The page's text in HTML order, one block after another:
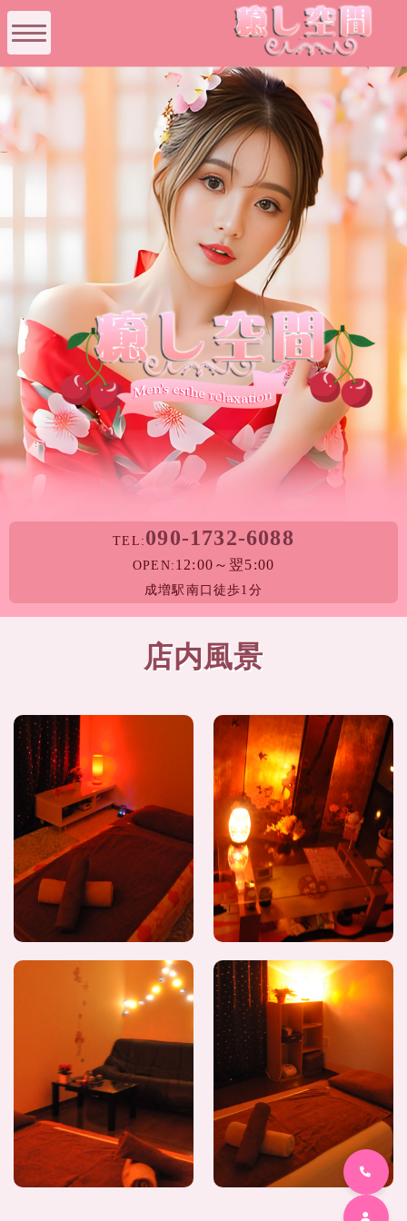
TEL: 090-1732-6088
OPEN: 12:00～翌5:00
成増駅南口徒歩1分
店内風景